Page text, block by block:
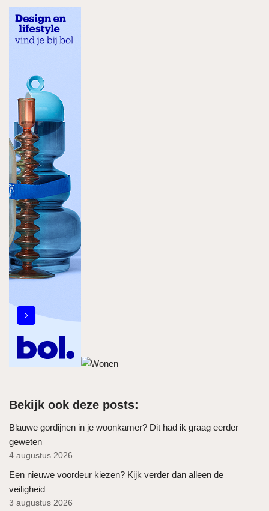
Bekijk ook deze posts:
Blauwe gordijnen in je woonkamer? Dit had ik graag eerder
geweten
4 augustus 2026
Een nieuwe voordeur kiezen? Kijk verder dan alleen de
veiligheid
3 augustus 2026